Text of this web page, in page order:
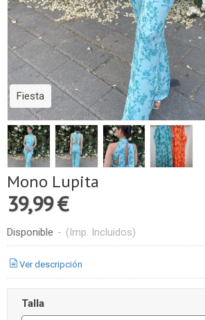
Fiesta
Mono Lupita
39,99 €
Disponible - (Imp. Incluidos)
Ver descripción
Talla